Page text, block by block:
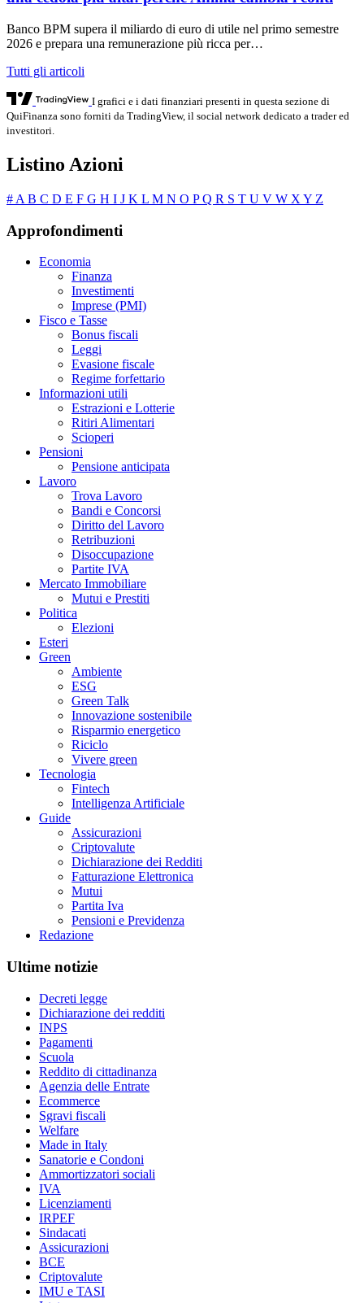
Banco BPM supera il miliardo di euro di utile nel primo semestre
2026 e prepara una remunerazione più ricca per…
Tutti gli articoli
I grafici e i dati finanziari presenti in questa sezione di
QuiFinanza sono forniti da TradingView, il social network dedicato a trader ed
investitori.
Listino Azioni
# A B C D E F G H I J K L M N O PQ R S T U V W X Y Z
Approfondimenti
Economia
Finanza
Investimenti
Imprese (PMI)
Fisco e Tasse
Bonus fiscali
Leggi
Evasione fiscale
Regime forfettario
Informazioni utili
Estrazioni e Lotterie
Ritiri Alimentari
Scioperi
Pensioni
Pensione anticipata
Lavoro
Trova Lavoro
Bandi e Concorsi
Diritto del Lavoro
Retribuzioni
Disoccupazione
Partite IVA
Mercato Immobiliare
Mutui e Prestiti
Politica
Elezioni
Esteri
Green
Ambiente
ESG
Green Talk
Innovazione sostenibile
Risparmio energetico
Riciclo
Vivere green
Tecnologia
Fintech
Intelligenza Artificiale
Guide
Assicurazioni
Criptovalute
Dichiarazione dei Redditi
Fatturazione Elettronica
Mutui
Partita Iva
Pensioni e Previdenza
Redazione
Ultime notizie
Decreti legge
Dichiarazione dei redditi
INPS
Pagamenti
Scuola
Reddito di cittadinanza
Agenzia delle Entrate
Ecommerce
Sgravi fiscali
Welfare
Made in Italy
Sanatorie e Condoni
Ammortizzatori sociali
IVA
Licenziamenti
IRPEF
Sindacati
Assicurazioni
BCE
Criptovalute
IMU e TASI